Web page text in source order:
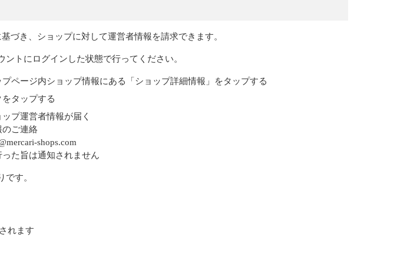
づき、ショップに対して運営者情報を請求できます。
トにログインした状態で行ってください。
ページ内ショップ情報にある「ショップ詳細情報」をタップする
をタップする
プ運営者情報が届く
のご連絡
shops.com
た旨は通知されません
です。
れます